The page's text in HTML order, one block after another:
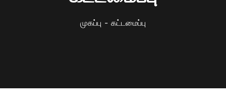
முகப்பு கட்டமைப்பு